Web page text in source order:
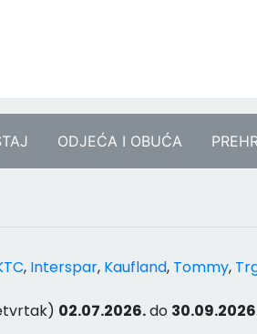
ODJEĆA I OBUĆA
, Interspar, Kaufland, Tommy,
02.07.2026.do